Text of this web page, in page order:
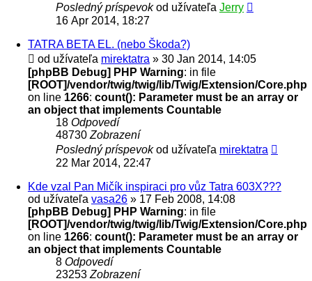
Posledný príspevokod užívateľa Jerry
16 Apr 2014, 18:27
TATRA BETA EL. (nebo Škoda?)
od užívateľa mirektatra » 30 Jan 2014, 14:05
[phpBB Debug] PHP Warning: in file
[ROOT]/vendor/twig/twig/lib/Twig/Extension/Core.php
on line 1266: count(): Parameter must be an array or
an object that implements Countable
18 Odpovedí
48730 Zobrazení
Posledný príspevokod užívateľa mirektatra
22 Mar 2014, 22:47
Kde vzal Pan Mičík inspiraci pro vůz Tatra 603X???
od užívateľa vasa26 » 17 Feb 2008, 14:08
[phpBB Debug] PHP Warning: in file
[ROOT]/vendor/twig/twig/lib/Twig/Extension/Core.php
on line 1266: count(): Parameter must be an array or
an object that implements Countable
8 Odpovedí
23253 Zobrazení